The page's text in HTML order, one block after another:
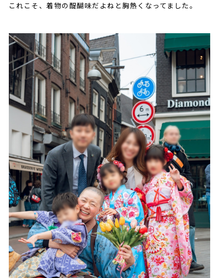
これこそ、着物の醍醐味だよねと胸熱くなってました。